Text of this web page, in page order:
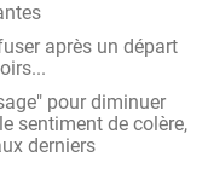
après un départ
pour diminuer
sentiment de colère,
derniers